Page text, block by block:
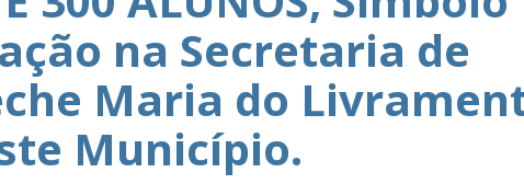
na Secretaria de
Maria do
Município.